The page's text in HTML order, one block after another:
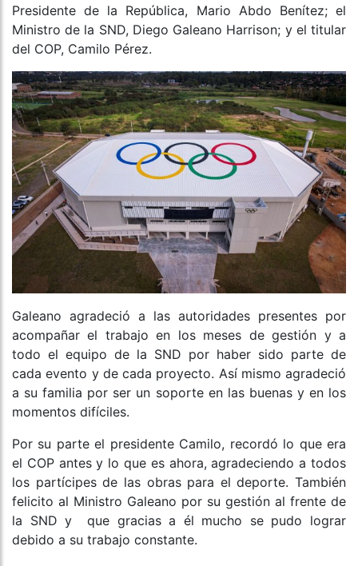
Presidente de la República, Mario Abdo Benítez; el
Ministro de la SND, Diego Galeano Harrison; y el titular
del COP, Camilo Pérez.
Galeano agradeció a las autoridades presentes por
acompañar el trabajo en los meses de gestión y a
todo el equipo de la SND por haber sido parte de
cada evento y de cada proyecto. Así mismo agradeció
a su familia por ser un soporte en las buenas y en los
momentos difíciles.
Por su parte el presidente Camilo, recordó lo que era
el COP antes y lo que es ahora, agradeciendo a todos
los partícipes de las obras para el deporte. También
felicito al Ministro Galeano por su gestión al frente de
la SND y que gracias a él mucho se pudo lograr
debido a su trabajo constante.